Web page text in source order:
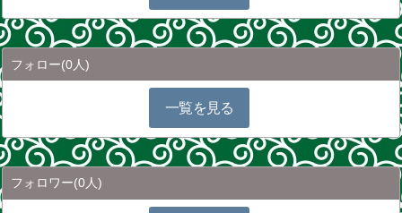
フォロー(0人)
一覧を見る
フォロワー(0人)